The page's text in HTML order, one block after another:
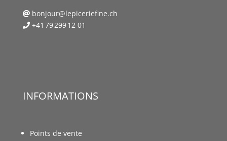
bonjour@lepiceriefine.ch
+41 79 299 12 01
INFORMATIONS
Points de vente